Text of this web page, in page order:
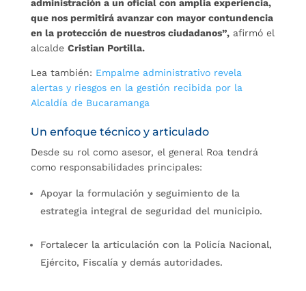
administración a un oficial con amplia experiencia,
que nos permitirá avanzar con mayor contundencia
en la protección de nuestros ciudadanos”,afirmó el
alcalde Cristian Portilla.
Lea también: Empalme administrativo revela
alertas y riesgos en la gestión recibida por la
Alcaldía de Bucaramanga
Un enfoque técnico y articulado
Desde su rol como asesor, el general Roa tendrá
como responsabilidades principales:
Apoyar la formulación y seguimiento de la
estrategia integral de seguridad del municipio.
Fortalecer la articulación con la Policía Nacional,
Ejército, Fiscalía y demás autoridades.